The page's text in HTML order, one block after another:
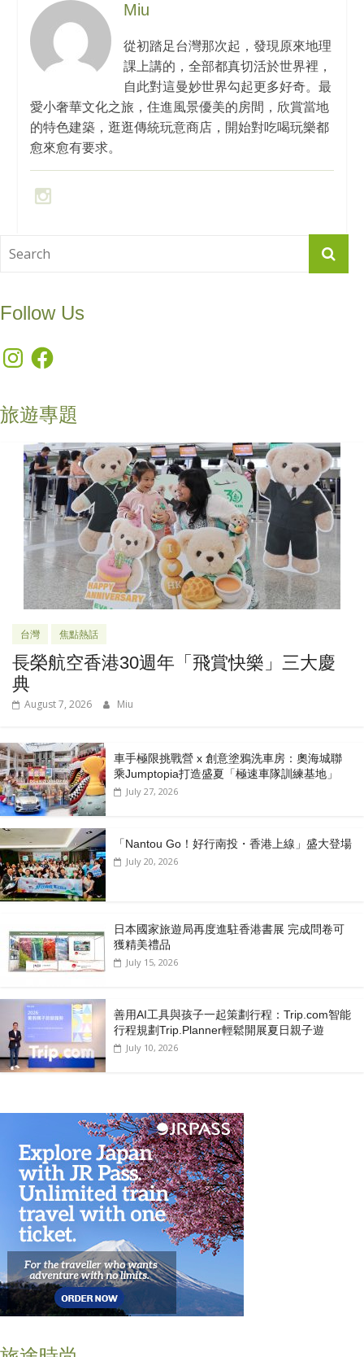
Miu
從初踏足台灣那次起，發現原來地理
課上講的，全部都真切活於世界裡，
自此對這曼妙世界勾起更多好奇。最
愛小奢華文化之旅，住進風景優美的房間，欣賞當地
的特色建築，逛逛傳統玩意商店，開始對吃喝玩樂都
愈來愈有要求。
Follow Us
InstagramFacebook
旅遊專題
台灣 焦點熱話
長榮航空香港30週年「飛賞快樂」三大慶
典
August 7, 2026 Miu
車手極限挑戰營 x 創意塗鴉洗車房：奧海城聯
乘Jumptopia打造盛夏「極速車隊訓練基地」
July 27, 2026
「Nantou Go！好行南投・香港上線」盛大登場
July 20, 2026
日本國家旅遊局再度進駐香港書展 完成問卷可
獲精美禮品
July 15, 2026
善用AI工具與孩子一起策劃行程：Trip.com智能
行程規劃Trip.Planner輕鬆開展夏日親子遊
July 10, 2026